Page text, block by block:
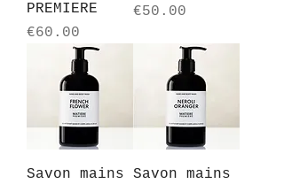
PREMIERE
Price
€60.00
Price
€50.00
Savon mains
Savon mains